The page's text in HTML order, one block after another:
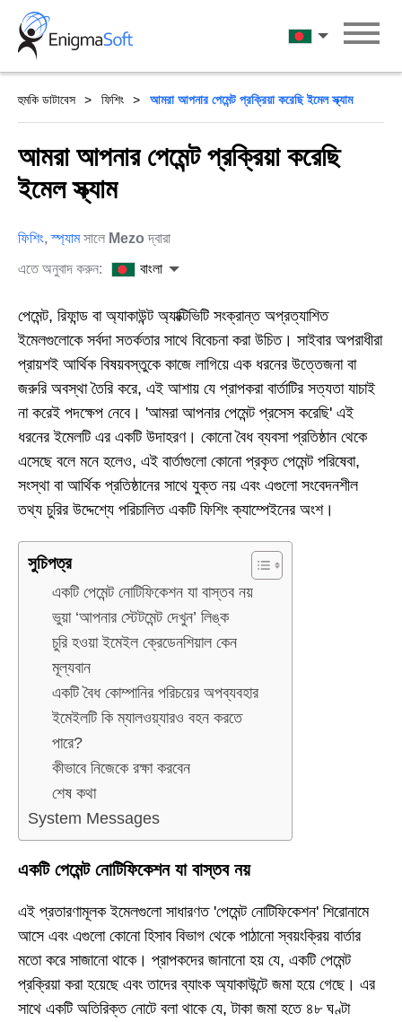
Skip
content
বাংলা
হুমকি ডাটাবেস ফিশিং আমরা আপনার পেমেন্ট প্রক্রিয়া করেছি ইমেল স্ক্যাম
আমরা আপনার পেমেন্ট প্রক্রিয়া করেছি
ইমেল স্ক্যাম
ফিশিং,স্প্যামসালে Mezo দ্বারা
এতে অনুবাদ করুন:
বাংলা
পেমেন্ট, রিফান্ড বা অ্যাকাউন্ট অ্যাক্টিভিটি সংক্রান্ত অপ্রত্যাশিত
ইমেলগুলোকে সর্বদা সতর্কতার সাথে বিবেচনা করা উচিত। সাইবার অপরাধীরা
প্রায়শই আর্থিক বিষয়বস্তুকে কাজে লাগিয়ে এক ধরনের উত্তেজনা বা
জরুরি অবস্থা তৈরি করে, এই আশায় যে প্রাপকরা বার্তাটির সত্যতা যাচাই
না করেই পদক্ষেপ নেবে। 'আমরা আপনার পেমেন্ট প্রসেস করেছি' এই
ধরনের ইমেলটি এর একটি উদাহরণ। কোনো বৈধ ব্যবসা প্রতিষ্ঠান থেকে
এসেছে বলে মনে হলেও, এই বার্তাগুলো কোনো প্রকৃত পেমেন্ট পরিষেবা,
সংস্থা বা আর্থিক প্রতিষ্ঠানের সাথে যুক্ত নয় এবং এগুলো সংবেদনশীল
তথ্য চুরির উদ্দেশ্যে পরিচালিত একটি ফিশিং ক্যাম্পেইনের অংশ।
সুচিপত্র
একটি পেমেন্ট নোটিফিকেশন যা বাস্তব নয়
ভুয়া ‘আপনার স্টেটমেন্ট দেখুন’ লিঙ্ক
চুরি হওয়া ইমেইল ক্রেডেনশিয়াল কেন
মূল্যবান
একটি বৈধ কোম্পানির পরিচয়ের অপব্যবহার
ইমেইলটি কি ম্যালওয়্যারও বহন করতে
পারে?
কীভাবে নিজেকে রক্ষা করবেন
শেষ কথা
System Messages
একটি পেমেন্ট নোটিফিকেশন যা বাস্তব নয়
এই প্রতারণামূলক ইমেলগুলো সাধারণত 'পেমেন্ট নোটিফিকেশন' শিরোনামে
আসে এবং এগুলো কোনো হিসাব বিভাগ থেকে পাঠানো স্বয়ংক্রিয় বার্তার
মতো করে সাজানো থাকে। প্রাপকদের জানানো হয় যে, একটি পেমেন্ট
প্রক্রিয়া করা হয়েছে এবং তাদের ব্যাংক অ্যাকাউন্টে জমা হয়ে গেছে। এর
সাথে একটি অতিরিক্ত নোটে বলা থাকে যে, টাকা জমা হতে ৪৮ ঘণ্টা